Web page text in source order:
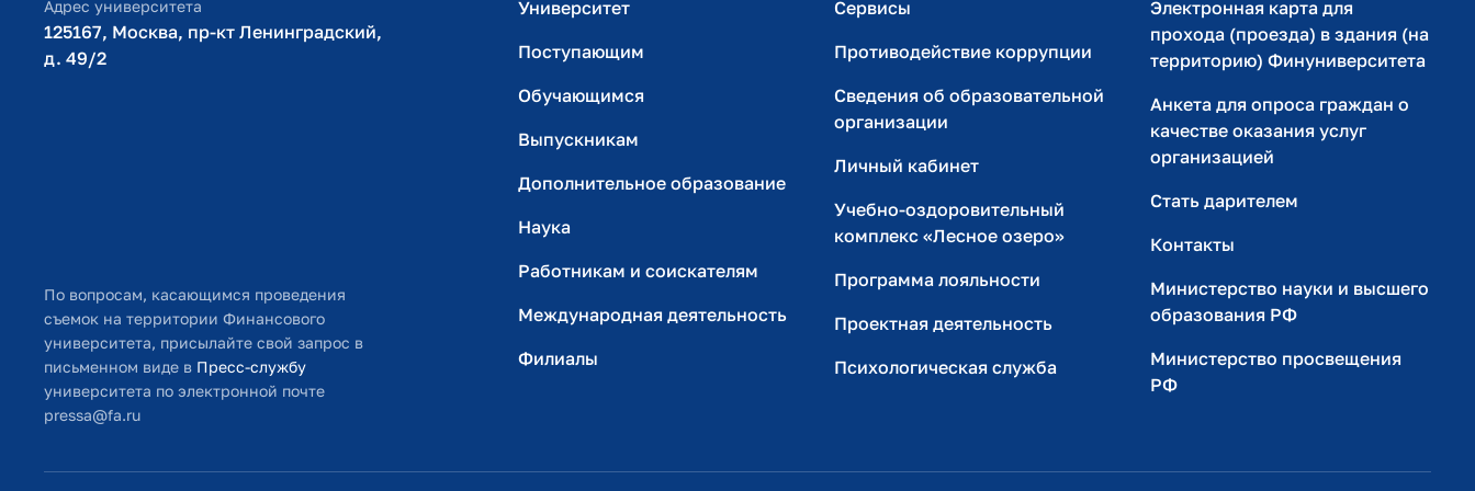
Адрес университета
125167, Москва, пр-кт Ленинградский,
д. 49/2​
По вопросам, касающимся проведения
съемок на территории Финансового
университета, присылайте свой запрос в
письменном виде в Пресс-службу
университета по электронной почте
pressa@fa.ru
Университет
Поступающим
Обучающимся
Выпускникам
Дополнительное образование
Наука
Работникам и соискателям
Международная деятельность
Филиалы
Сервисы
Противодействие коррупции
Сведения об образовательной
организации
Личный кабинет
Учебно-оздоровительный
комплекс «Лесное озеро»
Программа лояльности
Проектная деятельность
Психологическая служба
Электронная карта для
прохода (проезда) в здания (на
территорию) Финуниверситета
Анкета для опроса граждан о
качестве оказания услуг
организацией
Стать дарителем
Контакты
Министерство науки и высшего
образования РФ
Министерство просвещения
РФ